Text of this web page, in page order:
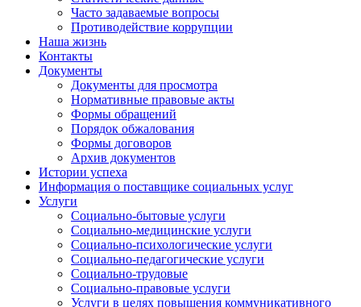
Часто задаваемые вопросы
Противодействие коррупции
Наша жизнь
Контакты
Документы
Документы для просмотра
Нормативные правовые акты
Формы обращений
Порядок обжалования
Формы договоров
Архив документов
Истории успеха
Информация о поставщике социальных услуг
Услуги
Социально-бытовые услуги
Социально-медицинские услуги
Социально-психологические услуги
Социально-педагогические услуги
Социально-трудовые
Социально-правовые услуги
Услуги в целях повышения коммуникативного